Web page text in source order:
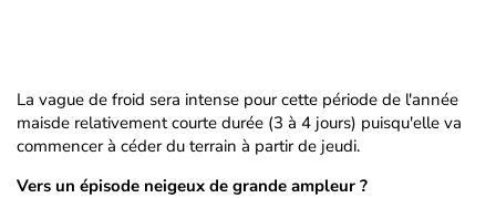
La vague de froid sera intense pour cette période de l'année
maisde relativement courte durée (3 à 4 jours) puisqu'elle va
commencer à céder du terrain à partir de jeudi.
Vers un épisode neigeux de grande ampleur ?